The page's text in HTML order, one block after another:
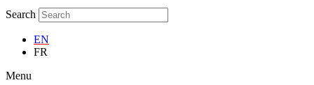
Search
EN
FR
Menu